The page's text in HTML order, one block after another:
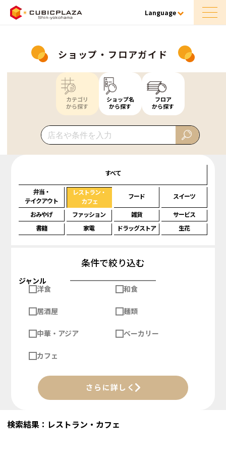
Language
ショップ・フロアガイド
カテゴリ
から探す
ショップ名
から探す
フロア
から探す
すべて
弁当・
テイクアウト
レストラン・
カフェ
フード スイーツ
おみやげ ファッション 雑貨
サービス
書籍
家電 ドラッグストア 生花
条件で絞り込む
ジャンル
洋食
和食
居酒屋 麺類
中華・アジア ベーカリー
カフェ
さらに詳しく
検索結果：レストラン・カフェ